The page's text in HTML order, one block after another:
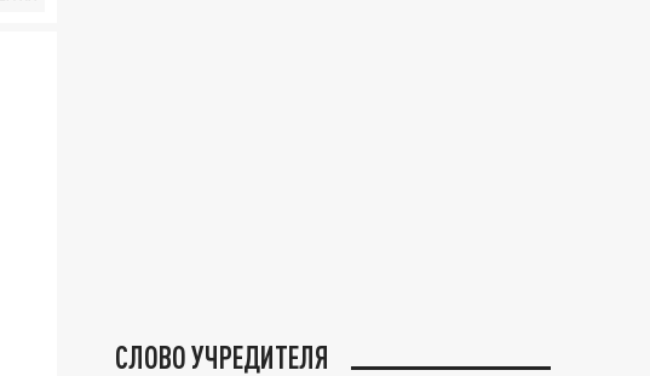
СЛОВО УЧРЕДИТЕЛЯ